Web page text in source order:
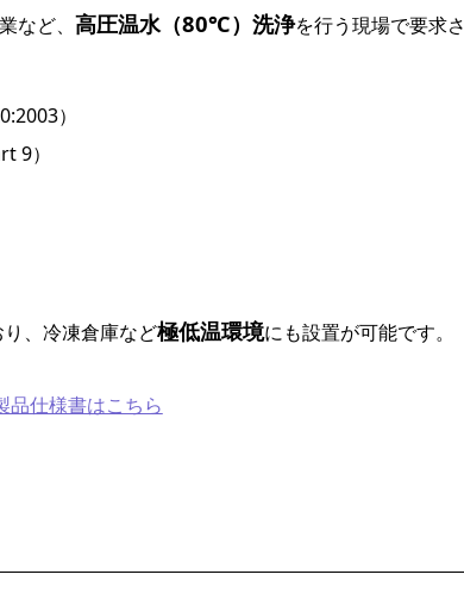
など、 高圧温水（80℃）洗浄を行う現場で要求さ
）
9）
、冷凍倉庫など極低温環境にも設置が可能です。
品仕様書はこちら